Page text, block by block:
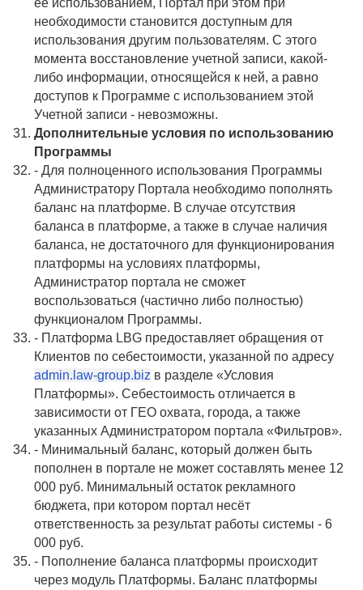
ее использованием, Портал при этом при
необходимости становится доступным для
использования другим пользователям. С этого
момента восстановление учетной записи, какой-
либо информации, относящейся к ней, а равно
доступов к Программе с использованием этой
Учетной записи - невозможны.
Дополнительные условия по использованию
Программы
- Для полноценного использования Программы
Администратору Портала необходимо пополнять
баланс на платформе. В случае отсутствия
баланса в платформе, а также в случае наличия
баланса, не достаточного для функционирования
платформы на условиях платформы,
Администратор портала не сможет
воспользоваться (частично либо полностью)
функционалом Программы.
- Платформа LBG предоставляет обращения от
Клиентов по себестоимости, указанной по адресу
admin.law-group.biz в разделе «Условия
Платформы». Себестоимость отличается в
зависимости от ГЕО охвата, города, а также
указанных Администратором портала «Фильтров».
- Минимальный баланс, который должен быть
пополнен в портале не может составлять менее 12
000 руб. Минимальный остаток рекламного
бюджета, при котором портал несёт
ответственность за результат работы системы - 6
000 руб.
- Пополнение баланса платформы происходит
через модуль Платформы. Баланс платформы